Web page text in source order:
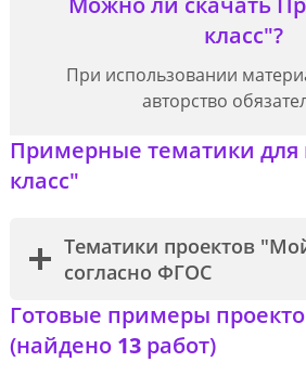
класс"?
При использовании
авторство
Примерные тематики для
класс"
Тематики проектов
согласно ФГОС
Готовые примеры
(найдено 13работ)